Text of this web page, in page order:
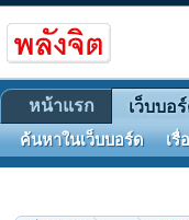
หน้าแรก เว็บบอ
ค้นหาในเว็บบอร์ด เรื่